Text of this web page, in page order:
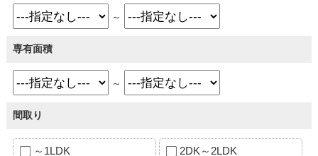
～
専有面積
～
間取り
～1LDK 2DK～2LDK